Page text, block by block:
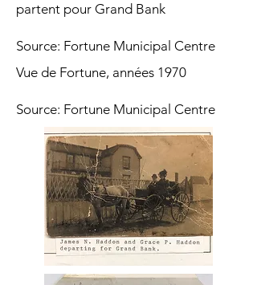
partent pour Grand Bank
Source: Fortune Municipal Centre
Vue de Fortune, années 1970
Source: Fortune Municipal Centre